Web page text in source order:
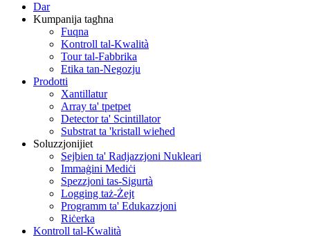
Dar
Kumpanija tagħna
Fuqna
Kontroll tal-Kwalità
Tour tal-Fabbrika
Etika tan-Negozju
Prodotti
Xantillatur
Array ta' tpetpet
Detector ta' Scintillator
Substrat ta 'kristall wieħed
Soluzzjonijiet
Sejbien ta' Radjazzjoni Nukleari
Immaġini Mediċi
Spezzjoni tas-Sigurtà
Logging taż-Żejt
Programm ta' Edukazzjoni
Riċerka
Kontroll tal-Kwalità